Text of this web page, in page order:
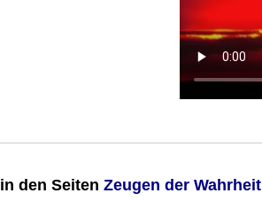
in den SeitenZeugen der Wahrheit